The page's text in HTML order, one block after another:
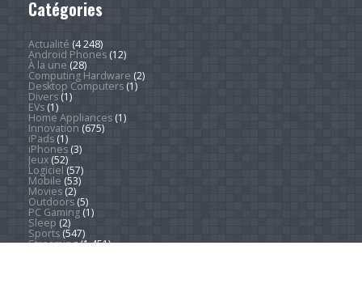
Catégories
Actualité (4 248)
Android Phones(12)
À la une (28)
Computing Hardware (2)
Desktop Computers(1)
Divers(1)
EVs(1)
Home Appliances(1)
Innovation (675)
iPads(1)
iPhones(3)
Jeux(52)
Logiciel (57)
Mobile (53)
Movies(2)
Outdoors(5)
PC Gaming(1)
Sleep (2)
Sports(547)
Streaming(1 451)